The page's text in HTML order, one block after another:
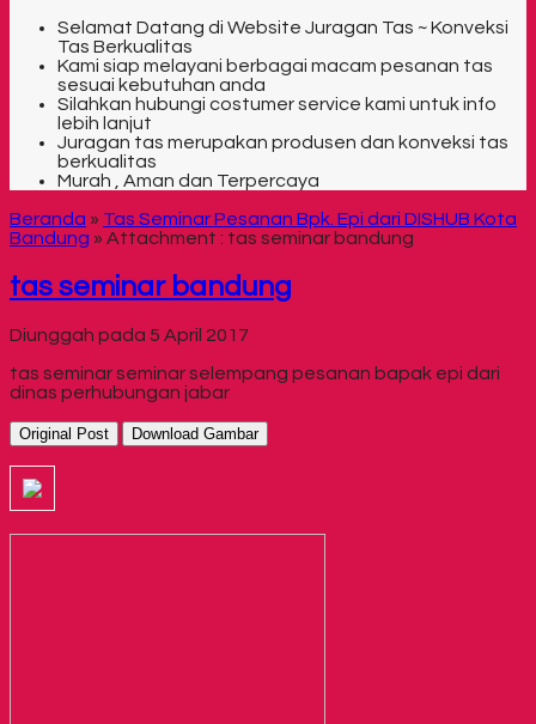
Selamat Datang di Website Juragan Tas ~ Konveksi
Tas Berkualitas
Kami siap melayani berbagai macam pesanan tas
sesuai kebutuhan anda
Silahkan hubungi costumer service kami untuk info
lebih lanjut
Juragan tas merupakan produsen dan konveksi tas
berkualitas
Murah , Aman dan Terpercaya
Beranda » Tas Seminar Pesanan Bpk. Epi dari DISHUB Kota
Bandung » Attachment : tas seminar bandung
tas seminar bandung
Diunggah pada 5 April 2017
tas seminar seminar selempang pesanan bapak epi dari
dinas perhubungan jabar
Original Post Download Gambar